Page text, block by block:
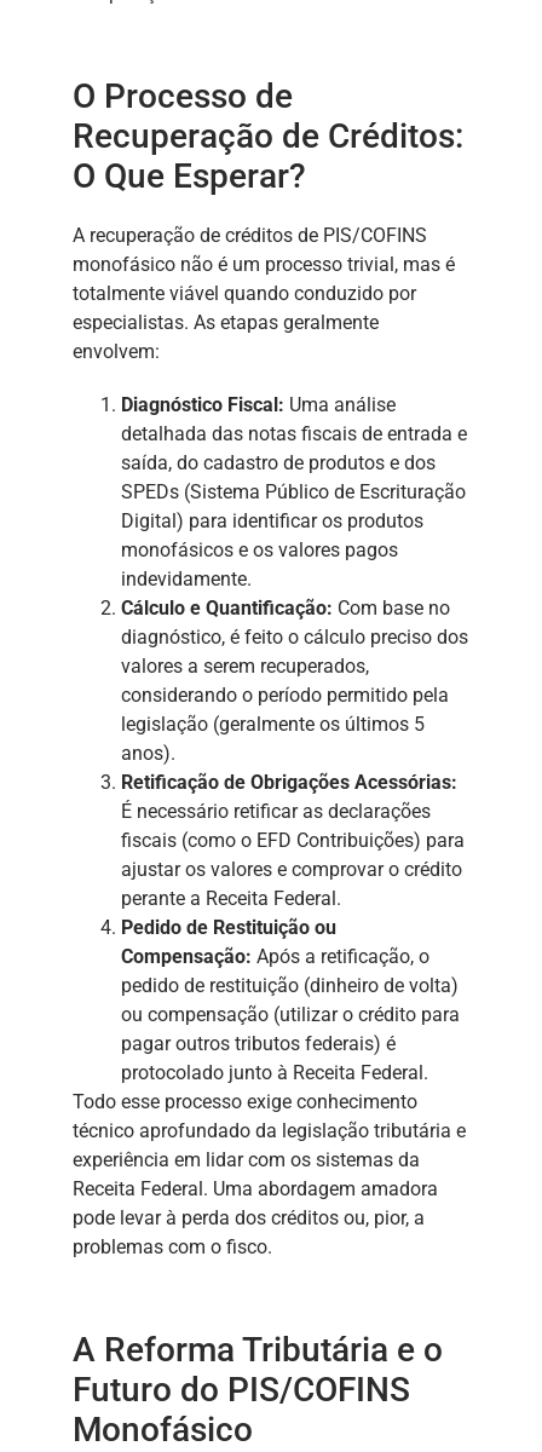
O Processo de
Recuperação de Créditos:
O Que Esperar?
A recuperação de créditos de PIS/COFINS
monofásico não é um processo trivial, mas é
totalmente viável quando conduzido por
especialistas. As etapas geralmente
envolvem:
Diagnóstico Fiscal: Uma análise
detalhada das notas fiscais de entrada e
saída, do cadastro de produtos e dos
SPEDs (Sistema Público de Escrituração
Digital) para identificar os produtos
monofásicos e os valores pagos
indevidamente.
Cálculo e Quantificação: Com base no
diagnóstico, é feito o cálculo preciso dos
valores a serem recuperados,
considerando o período permitido pela
legislação (geralmente os últimos 5
anos).
Retificação de Obrigações Acessórias:
É necessário retificar as declarações
fiscais (como o EFD Contribuições) para
ajustar os valores e comprovar o crédito
perante a Receita Federal.
Pedido de Restituição ou
Compensação: Após a retificação, o
pedido de restituição (dinheiro de volta)
ou compensação (utilizar o crédito para
pagar outros tributos federais) é
protocolado junto à Receita Federal.
Todo esse processo exige conhecimento
técnico aprofundado da legislação tributária e
experiência em lidar com os sistemas da
Receita Federal. Uma abordagem amadora
pode levar à perda dos créditos ou, pior, a
problemas com o fisco.
A Reforma Tributária e o
Futuro do PIS/COFINS
Monofásico